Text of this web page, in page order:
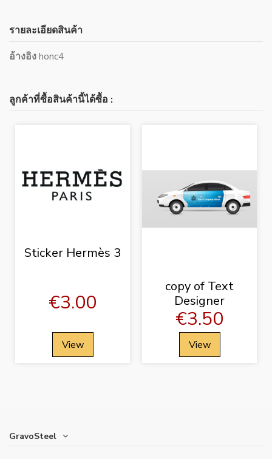
รายละเอียดสินค้า
อ้างอิงhonc4
ลูกค้าที่ซื้อสินค้านี้ได้ซื้อ :
Sticker Hermès 3
€3.00
View
copy of Text
Designer
€3.50
View
GravoSteel